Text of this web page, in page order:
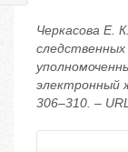
Черкасова Е.
электронный
306–310. –